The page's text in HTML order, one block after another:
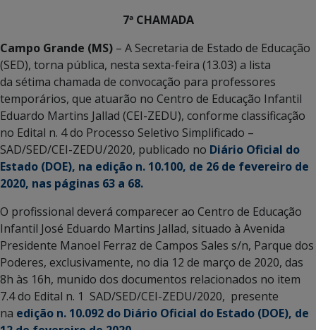
7ª CHAMADA
Campo Grande (MS) – A Secretaria de Estado de Educação
(SED), torna pública, nesta sexta-feira (13.03) a lista
da sétima chamada de convocação para professores
temporários, que atuarão no Centro de Educação Infantil
Eduardo Martins Jallad (CEI-ZEDU), conforme classificação
no Edital n. 4 do Processo Seletivo Simplificado –
SAD/SED/CEI-ZEDU/2020, publicado no Diário Oficial do
Estado (DOE), na edição n. 10.100, de 26 de fevereiro de
2020, nas páginas 63 a 68.
O profissional deverá comparecer ao Centro de Educação
Infantil José Eduardo Martins Jallad, situado à Avenida
Presidente Manoel Ferraz de Campos Sales s/n, Parque dos
Poderes, exclusivamente, no dia 12 de março de 2020, das
8h às 16h, munido dos documentos relacionados no item
7.4 do Edital n. 1 SAD/SED/CEI-ZEDU/2020, presente
na edição n. 10.092 do Diário Oficial do Estado (DOE), de